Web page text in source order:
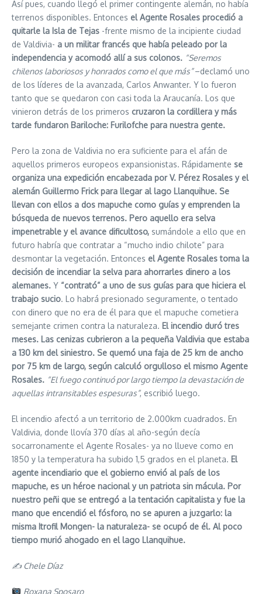
Así pues, cuando llegó el primer contingente alemán, no había
terrenos disponibles. Entonces el Agente Rosales procedió a
quitarle la Isla de Tejas -frente mismo de la incipiente ciudad
de Valdivia- a un militar francés que había peleado por la
independencia y acomodó allí a sus colonos. “Seremos
chilenos laboriosos y honrados como el que más”–declamó uno
de los líderes de la avanzada, Carlos Anwanter. Y lo fueron
tanto que se quedaron con casi toda la Araucanía. Los que
vinieron detrás de los primeros cruzaron la cordillera y más
tarde fundaron Bariloche: Furilofche para nuestra gente.
Pero la zona de Valdivia no era suficiente para el afán de
aquellos primeros europeos expansionistas. Rápidamente se
organiza una expedición encabezada por V. Pérez Rosales y el
alemán Guillermo Frick para llegar al lago Llanquihue. Se
llevan con ellos a dos mapuche como guías y emprenden la
búsqueda de nuevos terrenos. Pero aquello era selva
impenetrable y el avance dificultoso, sumándole a ello que en
futuro habría que contratar a “mucho indio chilote” para
desmontar la vegetación. Entonces el Agente Rosales toma la
decisión de incendiar la selva para ahorrarles dinero a los
alemanes. Y “contrató” a uno de sus guías para que hiciera el
trabajo sucio. Lo habrá presionado seguramente, o tentado
con dinero que no era de él para que el mapuche cometiera
semejante crimen contra la naturaleza. El incendio duró tres
meses. Las cenizas cubrieron a la pequeña Valdivia que estaba
a 130 km del siniestro. Se quemó una faja de 25 km de ancho
por 75 km de largo, según calculó orgulloso el mismo Agente
Rosales. “El fuego continuó por largo tiempo la devastación de
aquellas intransitables espesuras”, escribió luego.
El incendio afectó a un territorio de 2.000km cuadrados. En
Valdivia, donde llovía 370 días al año-según decía
socarronamente el Agente Rosales- ya no llueve como en
1850 y la temperatura ha subido 1,5 grados en el planeta. El
agente incendiario que el gobierno envió al país de los
mapuche, es un héroe nacional y un patriota sin mácula. Por
nuestro peñi que se entregó a la tentación capitalista y fue la
mano que encendió el fósforo, no se apuren a juzgarlo: la
misma Itrofil Mongen- la naturaleza- se ocupó de él. Al poco
tiempo murió ahogado en el lago Llanquihue.
✍ Chele Díaz
Roxana Sposaro